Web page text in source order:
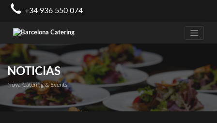
+34 936 550 074
NOTICIAS
Nova Catering & Events